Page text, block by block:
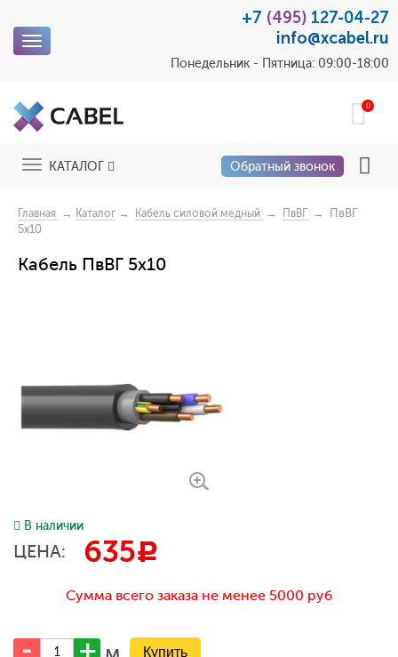
Toggle
+7 (495) 127-04-27
info@xcabel.ru
Понедельник - Пятница: 09:00-18:00
0
ToggleКАТАЛОГ Обратный звонок
Главная → Каталог → Кабель силовой медный → ПвВГ
→ ПвВГ
5x10
Кабель ПвВГ 5x10
В наличии
ЦЕНА: 635c
Сумма всего заказа не менее 5000 руб